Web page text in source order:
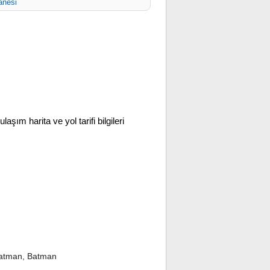
harita ve yol tarifi bilgileri
Batman